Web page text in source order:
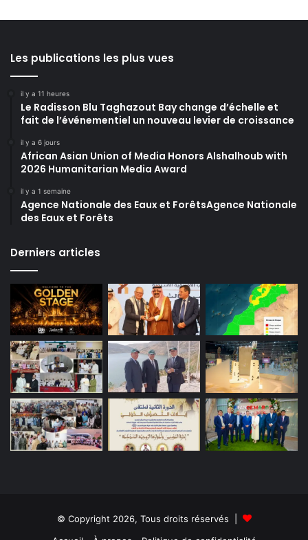
Les publications les plus vues
il y a 11 heures
Le Radisson Blu Taghazout Bay change d’échelle et
fait de l’événementiel un nouveau levier de croissance
il y a 6 jours
African Asian Union of Media Honors Alshalhoub with
2026 Humanitarian Media Award
il y a 1 semaine
Agence Nationale des Eaux et ForêtsAgence Nationale
des Eaux et Forêts
Derniers articles
© Copyright 2026, Tous droits réservés |